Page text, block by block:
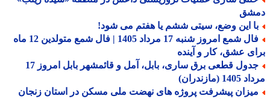
این وضع، سیتی ششم یا هفتم می شود!
فال شمع امروز شنبه 17 مرداد 1405 | فال شمع متولدین 12 ماه
عشق، کار و آینده
جدول قطعی برق ساری، بابل، آمل و قائمشهر بابل امروز 17
(مازندران)
پیشرفت پروژه های نهضت ملی مسکن در استان زنجان